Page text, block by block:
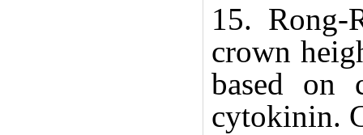
15.
crown
based on
cytokinin.